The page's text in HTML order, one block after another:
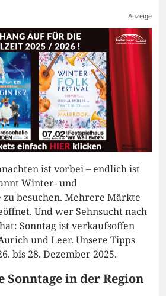
Anzeige
ist vorbei – endlich ist
Winter- und
besuchen. Mehrere Märkte
Und wer Sehnsucht nach
Sonntag ist verkaufsoffen
und Leer. Unsere Tipps
bis 28. Dezember 2025.
Sonntage in der Region